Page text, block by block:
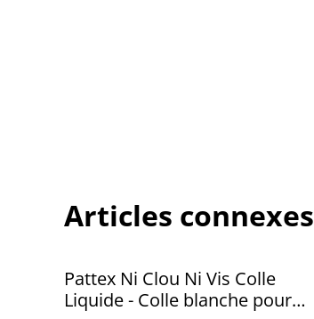
Articles connexes
Pattex Ni Clou Ni Vis Colle
Liquide - Colle blanche pour